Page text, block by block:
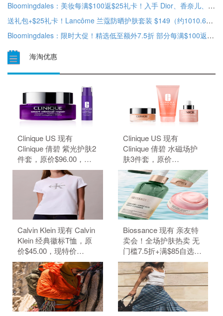
Bloomingdales：美妆每满$100返$25礼卡！入手 Dior、香奈儿、兰蔻等 部分送礼
送礼包+$25礼卡！Lancôme 兰蔻防晒护肤套装 $149（约1010.62元）
Bloomingdales：限时大促！精选低至额外7.5折 部分每满$100返$25礼卡
海淘优惠
Clinique US 现有
Clinique 倩碧 紫光护肤2
件套，原价$96.00，现
特价$80.00（约541.24
元）。 无需使用优惠
Clinique US 现有
Clinique 倩碧 水磁场护
肤3件套，原价
$109.00，现特价
$91.00（约615.66
元）。 无需使用优惠
码。
Calvin Klein 现有 Calvin
Klein 经典徽标T恤，原
价$45.00，现特价
$22.50（约152.19
元）。 无需使用优惠
码。
Biossance 现有 亲友特
卖会！全场护肤热卖 无
门槛7.5折+满$85自选3
件好礼。 无需使用优惠
码。